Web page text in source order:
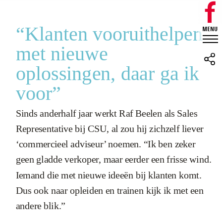
“Klanten vooruithelpen
met nieuwe
oplossingen, daar ga ik
voor”
Sinds anderhalf jaar werkt Raf Beelen als Sales
Representative bij CSU, al zou hij zichzelf liever
‘commercieel adviseur’ noemen. “Ik ben zeker
geen gladde verkoper, maar eerder een frisse wind.
Iemand die met nieuwe ideeën bij klanten komt.
Dus ook naar opleiden en trainen kijk ik met een
andere blik.”